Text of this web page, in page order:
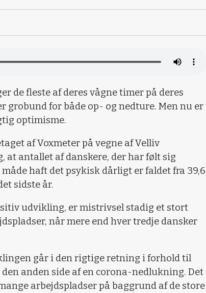
de fleste af deres vågne timer på deres
grobund for både op- og nedture. Men nu er
optimisme.
af Voxmeter på vegne af Velliv
at antallet af danskere, der har følt sig
haft det psykisk dårligt er faldet fra 39,6
sidste år.
udvikling, er mistrivsel stadig et stort
når mere end hver tredje dansker
går i den rigtige retning i forhold til
anden side af en corona-nedlukning. Det
arbejdspladser på baggrund af de store